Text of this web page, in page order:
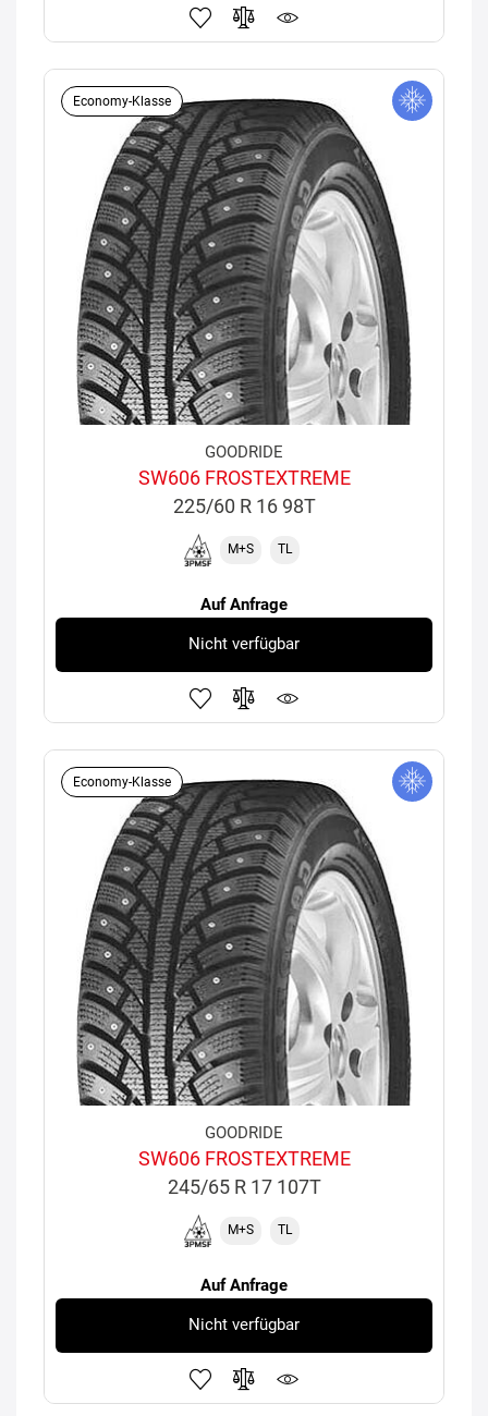
Economy-Klasse
GOODRIDE
SW606 FROSTEXTREME
225/60 R 16 98T
M+S TL
Auf Anfrage
Nicht verfügbar
Economy-Klasse
GOODRIDE
SW606 FROSTEXTREME
245/65 R 17 107T
M+S TL
Auf Anfrage
Nicht verfügbar